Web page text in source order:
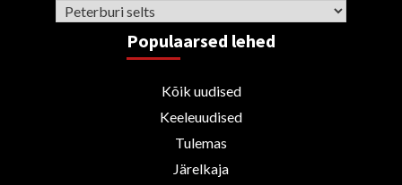
Rubriigid
Populaarsed lehed
Kõik uudised
Keeleuudised
Tulemas
Järelkaja